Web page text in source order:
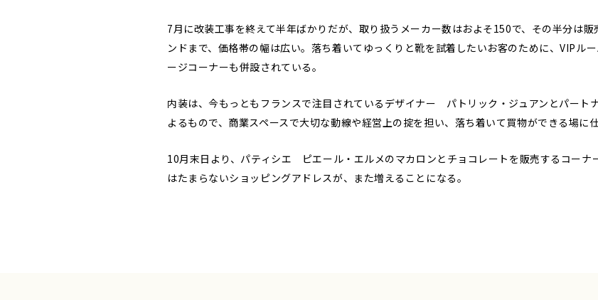
7月に改装工事を終えて半年ばかりだが、取り扱うメーカー数はおよそ150で、その半分は
ンドまで、価格帯の幅は広い。落ち着いてゆっくりと靴を試着したいお客のために、VIPル
ージコーナーも併設されている。
内装は、今もっともフランスで注目されているデザイナー パトリック・ジュアンとパート
よるもので、商業スペースで大切な動線や経営上の掟を担い、落ち着いて買物ができる場に
10月末日より、パティシエ ピエール・エルメのマカロンとチョコレートを販売するコーナ
はたまらないショッピングアドレスが、また増えることになる。